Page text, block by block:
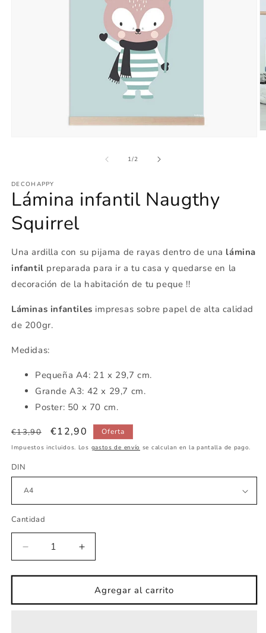
una
ventana
modal
1/de2
DECOHAPPY
Lámina infantil Naugthy
Squirrel
Una ardilla con su pijama de rayas dentro de una lámina
infantil preparada para ir a tu casa y quedarse en la
decoración de la habitación de tu peque !!
Láminas infantiles impresas sobre papel de alta calidad
de 200gr.
Medidas:
Pequeña A4: 21 x 29,7 cm.
Grande A3: 42 x 29,7 cm.
Poster: 50 x 70 cm.
Precio
habitual
€13,90
Precio
de
€12,90 Oferta
Impuestos incluidos. Los gastos de envío se calculan en la pantalla de pago.
DIN
Cantidad
Reducir
cantidad
para
infantil
Aumentar
cantidad
para
Lámina
infantil
Agregar al carrito